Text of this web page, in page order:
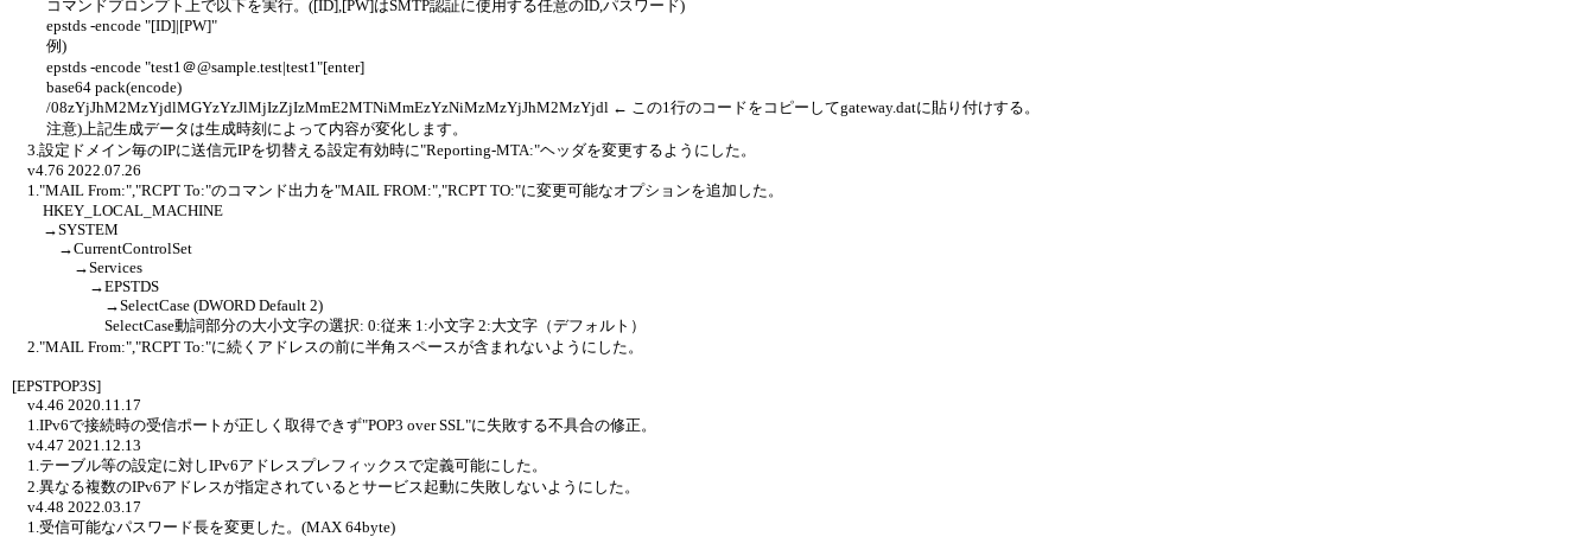
コマンドプロンプト上で以下を実行。([ID],[PW]はSMTP認証に使用する任意のID,パスワード)
epstds -encode "[ID]|[PW]"
例)
epstds -encode "test1＠@sample.test|test1"[enter]
base64 pack(encode)
/08zYjJhM2MzYjdlMGYzYzJlMjIzZjIzMmE2MTNiMmEzYzNiMzMzYjJhM2MzYjdl ← この1行のコードをコピーしてgateway.datに貼り付けする。
注意)上記生成データは生成時刻によって内容が変化します。
3.設定ドメイン毎のIPに送信元IPを切替える設定有効時に"Reporting-MTA:"ヘッダを変更するようにした。
v4.76 2022.07.26
1."MAIL From:","RCPT To:"のコマンド出力を"MAIL FROM:","RCPT TO:"に変更可能なオプションを追加した。
HKEY_LOCAL_MACHINE
→SYSTEM
→CurrentControlSet
→Services
→EPSTDS
→SelectCase (DWORD Default 2)
SelectCase動詞部分の大小文字の選択: 0:従来 1:小文字 2:大文字（デフォルト）
2."MAIL From:","RCPT To:"に続くアドレスの前に半角スペースが含まれないようにした。
[EPSTPOP3S]
v4.46 2020.11.17
1.IPv6で接続時の受信ポートが正しく取得できず"POP3 over SSL"に失敗する不具合の修正。
v4.47 2021.12.13
1.テーブル等の設定に対しIPv6アドレスプレフィックスで定義可能にした。
2.異なる複数のIPv6アドレスが指定されているとサービス起動に失敗しないようにした。
v4.48 2022.03.17
1.受信可能なパスワード長を変更した。(MAX 64byte)